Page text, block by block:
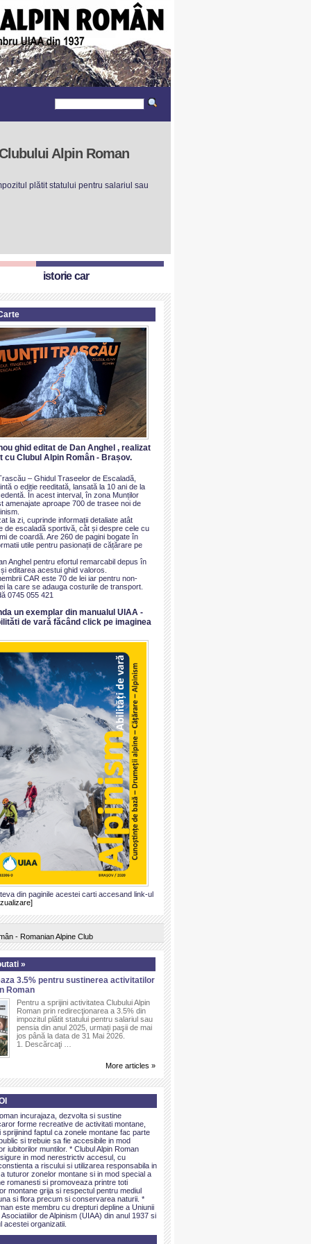
Alpin Roman
plătit statului pentru salariul sau
istorie car
ghid editat de Dan Anghel , realizat
cu Clubul Alpin Român - Brașov.
– Ghidul Traseelor de Escaladă,
o ediție reeditată, lansată la 10 ani de la
În acest interval, în zona Munților
amenajate aproape 700 de trasee noi de
la zi, cuprinde informații detaliate atât
de escaladă sportivă, cât și despre cele cu
de coardă. Are 260 de pagini bogate în
utile pentru pasionații de cățărare pe
Anghel pentru efortul remarcabil depus în
editarea acestui ghid valoros.
CAR este 70 de lei iar pentru non-
la care se adauga costurile de transport.
0745 055 421
un exemplar din manualul UIAA -
de vară făcând click pe imaginea
din paginile acestei carti accesand link-ul
- Romanian Alpine Club
»
3.5% pentru sustinerea activitatilor
Roman
Pentru a sprijini activitatea Clubului Alpin
Roman prin redirecţionarea a 3.5% din
impozitul plătit statului pentru salariul sau
pensia din anul 2025, urmați paşii de mai
jos până la data de 31 Mai 2026.
1. Descărcaţi …
More articles »
incurajaza, dezvolta si sustine
forme recreative de activitati montane,
faptul ca zonele montane fac parte
si trebuie sa fie accesibile in mod
iubitorilor muntilor. * Clubul Alpin Roman
in mod nerestrictiv accesul, cu
a riscului si utilizarea responsabila in
tuturor zonelor montane si in mod special a
romanesti si promoveaza printre toti
montane grija si respectul pentru mediul
si flora precum si conservarea naturii. *
este membru cu drepturi depline a Uniunii
de Alpinism (UIAA) din anul 1937 si
acestei organizatii.